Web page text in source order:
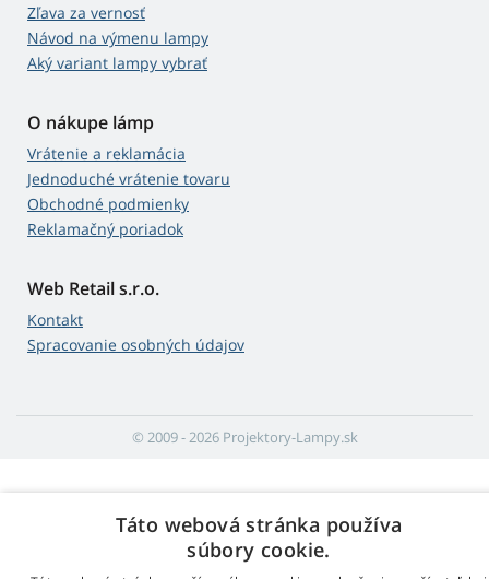
Zľava za vernosť
Návod na výmenu lampy
Aký variant lampy vybrať
O nákupe lámp
Vrátenie a reklamácia
Jednoduché vrátenie tovaru
Obchodné podmienky
Reklamačný poriadok
Web Retail s.r.o.
Kontakt
Spracovanie osobných údajov
© 2009 - 2026 Projektory-Lampy.sk
Táto webová stránka používa
súbory cookie.